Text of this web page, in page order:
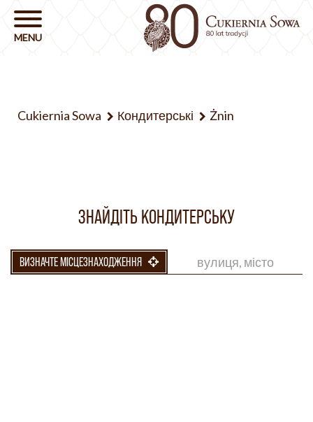
Cukiernia Sowa Кондитерські Żnin
ЗНАЙДІТЬ КОНДИТЕРСЬКУ
ВИЗНАЧТЕ МІСЦЕЗНАХОДЖЕННЯ